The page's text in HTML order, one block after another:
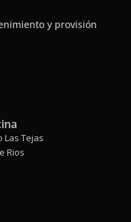
y provisión
Las Tejas
Rios